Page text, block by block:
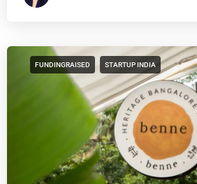
FUNDINGRAISED STARTUP INDIA